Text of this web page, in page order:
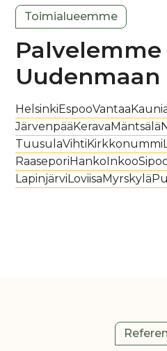
Toimialueemme
Palvelemme
Uudenmaan
HelsinkiEspooVantaa
JärvenpääKeravaMäntsälä
TuusulaVihtiKirkkonummi
RaaseporiHankoInkoo
LapinjärviLoviisaMyrskylä